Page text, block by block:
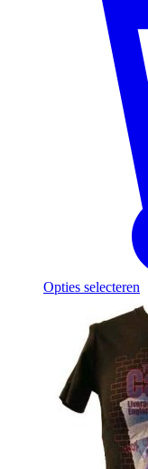
Opties selecteren